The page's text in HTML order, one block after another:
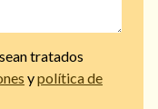
tratados
ypolítica de